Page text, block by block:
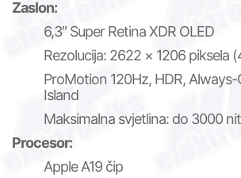
Zaslon:
6,3″ Super Retina XDR OLED
Rezolucija: 2622 × 1206 piksela
ProMotion 120Hz, HDR,
Island
Maksimalna svjetlina: do 3000
Procesor:
Apple A19 čip